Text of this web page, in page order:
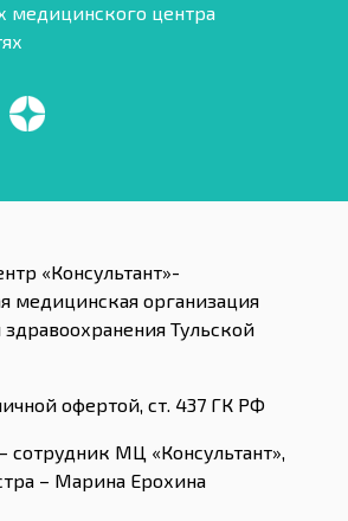
медицинского центра
«Консультант»-
медицинская организация
Тульской
офертой, ст. 437 ГК РФ
сотрудник МЦ «Консультант»,
– Марина Ерохина